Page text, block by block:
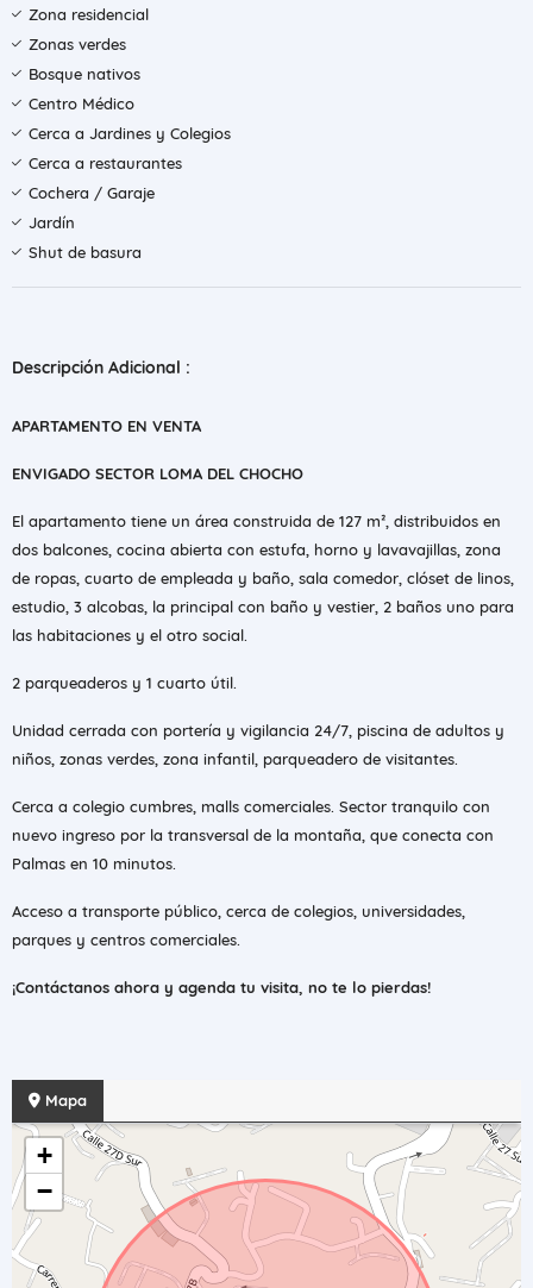
Zona residencial
Zonas verdes
Bosque nativos
Centro Médico
Cerca a Jardines y Colegios
Cerca a restaurantes
Cochera / Garaje
Jardín
Shut de basura
Descripción Adicional :
APARTAMENTO EN VENTA
ENVIGADO SECTOR LOMA DEL CHOCHO
El apartamento tiene un área construida de 127 m², distribuidos en
dos balcones, cocina abierta con estufa, horno y lavavajillas, zona
de ropas, cuarto de empleada y baño, sala comedor, clóset de linos,
estudio, 3 alcobas, la principal con baño y vestier, 2 baños uno para
las habitaciones y el otro social.
2 parqueaderos y 1 cuarto útil.
Unidad cerrada con portería y vigilancia 24/7, piscina de adultos y
niños, zonas verdes, zona infantil, parqueadero de visitantes.
Cerca a colegio cumbres, malls comerciales. Sector tranquilo con
nuevo ingreso por la transversal de la montaña, que conecta con
Palmas en 10 minutos.
Acceso a transporte público, cerca de colegios, universidades,
parques y centros comerciales.
¡Contáctanos ahora y agenda tu visita, no te lo pierdas!
Mapa
+
−